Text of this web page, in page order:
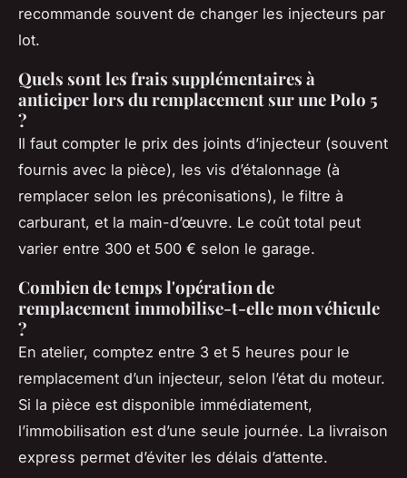
recommande souvent de changer les injecteurs par
lot.
Quels sont les frais supplémentaires à
anticiper lors du remplacement sur une Polo 5
?
Il faut compter le prix des joints d’injecteur (souvent
fournis avec la pièce), les vis d’étalonnage (à
remplacer selon les préconisations), le filtre à
carburant, et la main-d’œuvre. Le coût total peut
varier entre 300 et 500 € selon le garage.
Combien de temps l'opération de
remplacement immobilise-t-elle mon véhicule
?
En atelier, comptez entre 3 et 5 heures pour le
remplacement d’un injecteur, selon l’état du moteur.
Si la pièce est disponible immédiatement,
l’immobilisation est d’une seule journée. La livraison
express permet d’éviter les délais d’attente.